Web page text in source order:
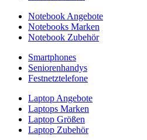
Notebook Angebote
Notebooks Marken
Notebook Zubehör
Smartphones
Seniorenhandys
Festnetztelefone
Laptop Angebote
Laptops Marken
Laptop Größen
Laptop Zubehör